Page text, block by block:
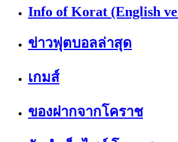
Info of Korat (English
ข่าวฟุตบอลล่าสุด
เกมส์
ของฝากจากโคราช